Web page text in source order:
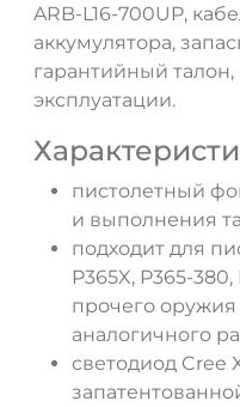
ARB-L16-700UP,
аккумулятора,
гарантийный
эксплуатации.
пистолетный
и выполнения
подходит для
P365X, P365-380,
прочего
аналогичного
светодиод Cree